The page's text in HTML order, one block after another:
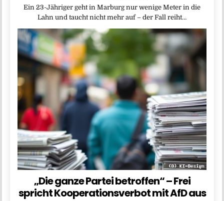
Ein 23-Jähriger geht in Marburg nur wenige Meter in die
Lahn und taucht nicht mehr auf – der Fall reiht…
„Die ganze Partei betroffen“ – Frei
spricht Kooperationsverbot mit AfD aus